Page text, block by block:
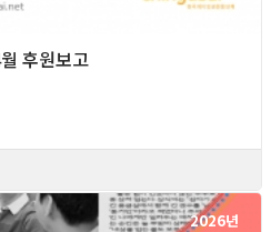
후원보고
2026년